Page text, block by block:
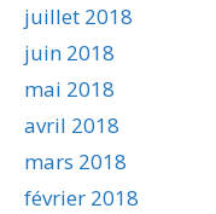
juillet 2018
juin 2018
mai 2018
avril 2018
mars 2018
février 2018